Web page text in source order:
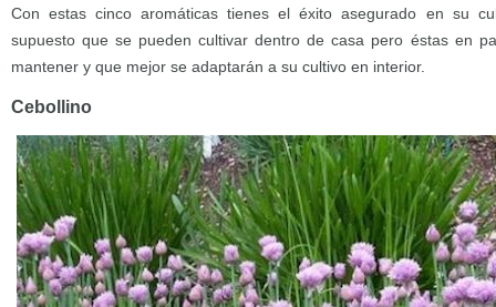
Con estas cinco aromáticas tienes el éxito asegurado en su
supuesto que se pueden cultivar dentro de casa pero éstas en
mantener y que mejor se adaptarán a su cultivo en interior.
Cebollino